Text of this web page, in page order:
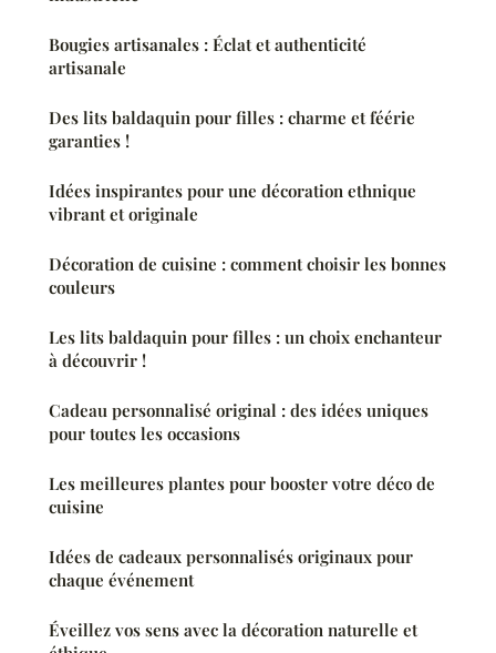
Bougies artisanales : Éclat et authenticité
artisanale
Des lits baldaquin pour filles : charme et féérie
garanties !
Idées inspirantes pour une décoration ethnique
vibrant et originale
Décoration de cuisine : comment choisir les bonnes
couleurs
Les lits baldaquin pour filles : un choix enchanteur
à découvrir !
Cadeau personnalisé original : des idées uniques
pour toutes les occasions
Les meilleures plantes pour booster votre déco de
cuisine
Idées de cadeaux personnalisés originaux pour
chaque événement
Éveillez vos sens avec la décoration naturelle et